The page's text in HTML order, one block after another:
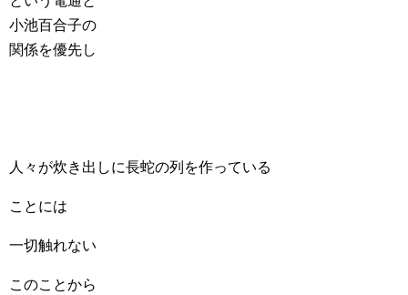
小池百合子の
関係を優先し
人々が炊き出しに長蛇の列を作っている
ことには
一切触れない
このことから